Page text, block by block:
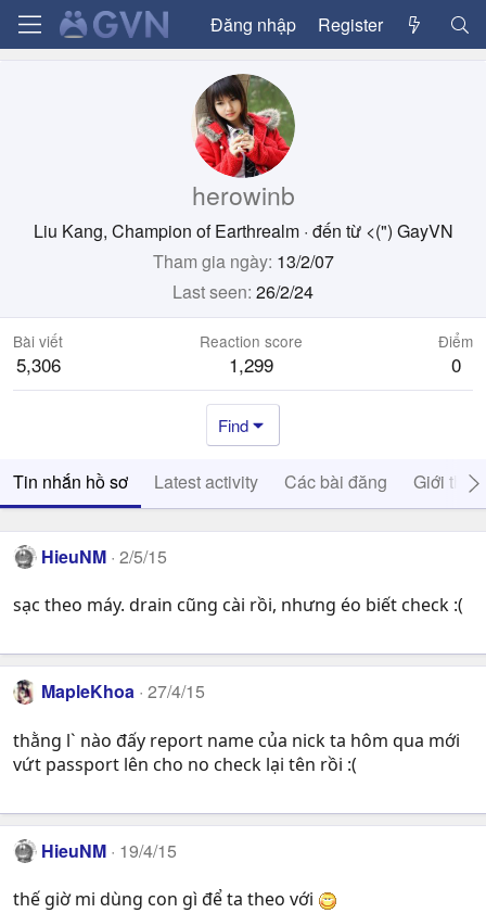
Đăng nhập Register
herowinb
Liu Kang, Champion of Earthrealm · đến từ <(") GayVN
Tham gia ngày 13/2/07
Last seen 26/2/24
Bài viết
5,306
Reaction score
1,299
Điểm
0
Find
Tin nhắn hồ sơ Latest activity Các bài đăng Giới thiệu
HieuNM 2/5/15
sạc theo máy. drain cũng cài rồi, nhưng éo biết check :(
MapleKhoa 27/4/15
thằng l` nào đấy report name của nick ta hôm qua mới
vứt passport lên cho no check lại tên rồi :(
HieuNM 19/4/15
thế giờ mi dùng con gì để ta theo với